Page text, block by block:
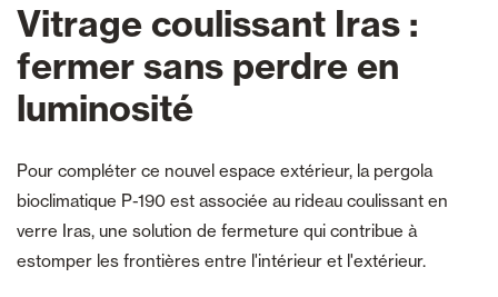
Vitrage coulissant Iras :
fermer sans perdre en
luminosité
Pour compléter ce nouvel espace extérieur, la pergola
bioclimatique P-190 est associée au rideau coulissant en
verre Iras, une solution de fermeture qui contribue à
estomper les frontières entre l'intérieur et l'extérieur.